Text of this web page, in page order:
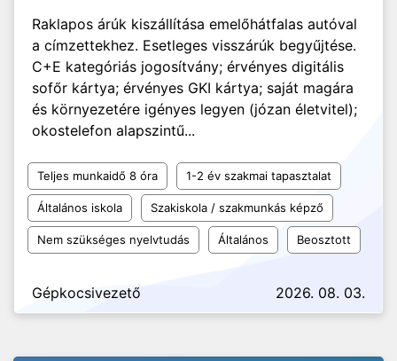
Raklapos árúk kiszállítása emelőhátfalas autóval
a címzettekhez. Esetleges visszárúk begyűjtése.
C+E kategóriás jogosítvány; érvényes digitális
sofőr kártya; érvényes GKI kártya; saját magára
és környezetére igényes legyen (józan életvitel);
okostelefon alapszintű...
Teljes munkaidő 8 óra 1-2 év szakmai tapasztalat
Általános iskola Szakiskola / szakmunkás képző
Nem szükséges nyelvtudás Általános Beosztott
Gépkocsivezető 2026. 08. 03.